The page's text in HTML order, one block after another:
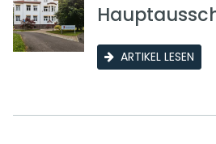
ARTIKEL LESEN